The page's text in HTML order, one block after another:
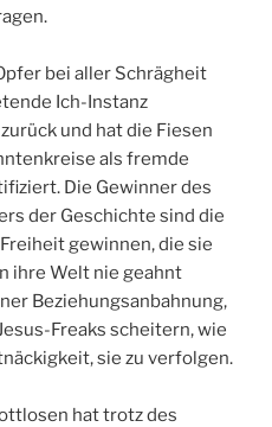
bei aller Schrägheit
Ich-Instanz
und hat die Fiesen
als fremde
Die Gewinner des
der Geschichte sind die
gewinnen, die sie
ihre Welt nie geahnt
Beziehungsanbahnung,
Freaks scheitern, wie
sie zu verfolgen.
hat trotz des